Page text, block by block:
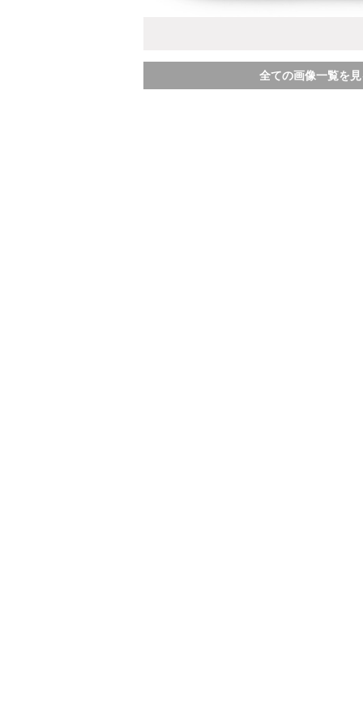
全ての画像一覧を見